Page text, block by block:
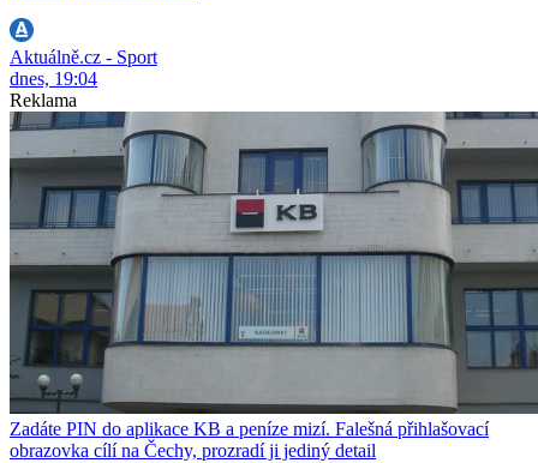
Aktuálně.cz - Sport
dnes, 19:04
Reklama
Zadáte PIN do aplikace KB a peníze mizí. Falešná přihlašovací
obrazovka cílí na Čechy, prozradí ji jediný detail